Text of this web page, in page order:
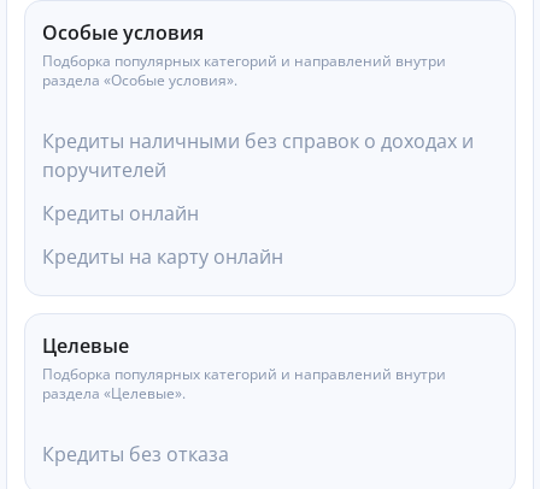
Особые условия
Подборка популярных категорий и направлений внутри
раздела «Особые условия».
Кредиты наличными без справок о доходах и
поручителей
Кредиты онлайн
Кредиты на карту онлайн
Целевые
Подборка популярных категорий и направлений внутри
раздела «Целевые».
Кредиты без отказа